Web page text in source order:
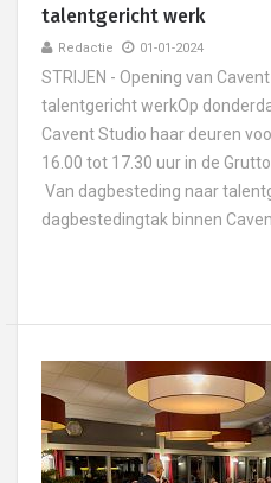
talentgericht werk
Redactie 01-01-2024
STRIJEN - Opening van
talentgericht werkOp
Cavent Studio haar deuren
16.00 tot 17.30 uur in de
Van dagbesteding naar
dagbestedingtak binnen